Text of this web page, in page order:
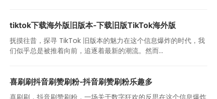
tiktok下载海外版旧版本-下载旧版TikTok海外版
抚摸往昔，探寻 TikTok 旧版本的魅力在这个信息爆炸的时代，我
们似乎总是被推着向前，追逐着最新的潮流。然而...
喜刷刷抖音刷赞刷粉-抖音刷赞刷粉乐趣多